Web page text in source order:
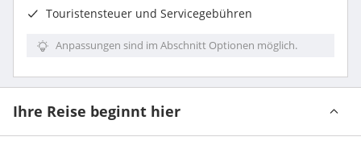
Touristensteuer und Servicegebühren
Anpassungen sind im Abschnitt Optionen möglich.
Ihre Reise beginnt hier